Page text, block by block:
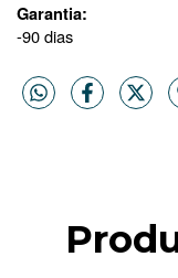
Garantia:
-90 dias